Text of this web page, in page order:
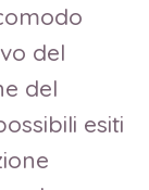
del
del
esiti